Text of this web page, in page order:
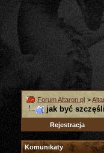
Forum Altaron.pl >
jak być
Rejestracja
Komunikaty